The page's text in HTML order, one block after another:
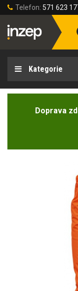
Telefon: 571 623
Kategorie
Doprava